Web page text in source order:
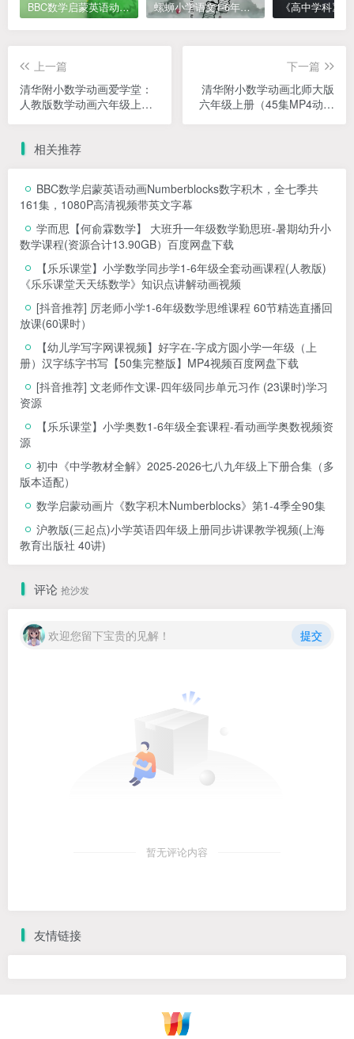
BBC数学启蒙英语动画Numberblocks数字积木，全七季共161集，1080P高清视频带英文字幕 螺蛳小学语文1-6年级《小学古诗文》课程视频
上一篇
清华附小数学动画爱学堂：
人教版数学动画六年级上册
下一篇
清华附小数学动画北师大版
六年级上册（45集MP4动画
相关推荐
BBC数学启蒙英语动画Numberblocks数字积木，全七季共
161集，1080P高清视频带英文字幕
学而思【何俞霖数学】 大班升一年级数学勤思班-暑期幼升小
数学课程(资源合计13.90GB）百度网盘下载
【乐乐课堂】小学数学同步学1-6年级全套动画课程(人教版)
《乐乐课堂天天练数学》知识点讲解动画视频
[抖音推荐] 厉老师小学1-6年级数学思维课程 60节精选直播回
放课(60课时）
【幼儿学写字网课视频】好字在-字成方圆小学一年级（上
册）汉字练字书写【50集完整版】MP4视频百度网盘下载
[抖音推荐] 文老师作文课-四年级同步单元习作 (23课时)学习
资源
【乐乐课堂】小学奥数1-6年级全套课程-看动画学奥数视频资
源
初中《中学教材全解》2025-2026七八九年级上下册合集（多
版本适配）
数学启蒙动画片《数字积木Numberblocks》第1-4季全90集
沪教版(三起点)小学英语四年级上册同步讲课教学视频(上海
教育出版社 40讲)
评论 抢沙发
欢迎您留下宝贵的见解！ 提交
暂无评论内容
友情链接